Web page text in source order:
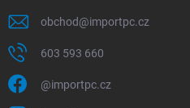
obchod@importpc.cz
603 593 660
@importpc.cz